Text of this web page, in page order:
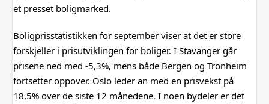
et presset boligmarked.
Boligprisstatistikken for september viser at det er store
forskjeller i prisutviklingen for boliger. I Stavanger går
prisene ned med -5,3%, mens både Bergen og Tronheim
fortsetter oppover. Oslo leder an med en prisvekst på
18,5% over de siste 12 månedene. I noen bydeler er det